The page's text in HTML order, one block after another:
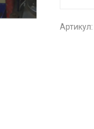
Артикул: